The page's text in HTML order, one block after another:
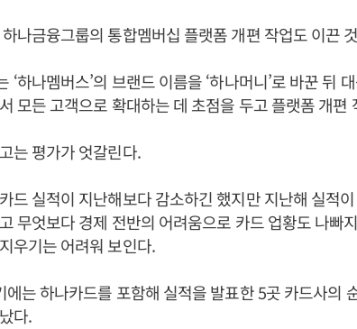
나금융그룹의 통합멤버십 플랫폼 개편 작업도 이끈
‘하나멤버스’의 브랜드 이름을 ‘하나머니’로 바꾼 뒤
모든 고객으로 확대하는 데 초점을 두고 플랫폼 개편
는 평가가 엇갈린다.
드 실적이 지난해보다 감소하긴 했지만 지난해 실적
무엇보다 경제 전반의 어려움으로 카드 업황도 나빠
우기는 어려워 보인다.
에는 하나카드를 포함해 실적을 발표한 5곳 카드사의
다.